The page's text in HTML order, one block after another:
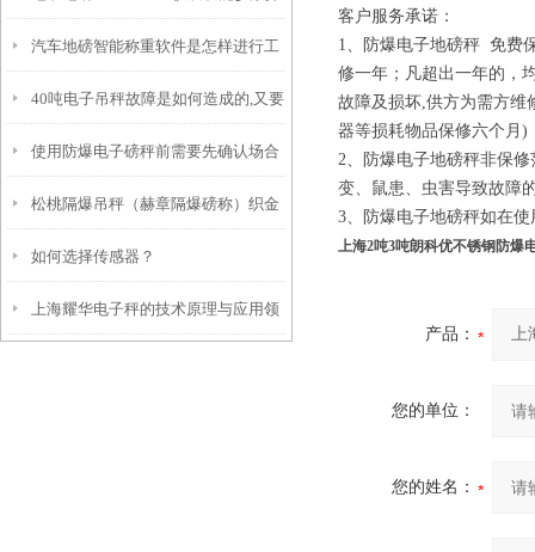
绍
汽车地磅智能称重软件是怎样进行工
作的
40吨电子吊秤故障是如何造成的,又要
如何正确的查找维修
使用防爆电子磅秤前需要先确认场合
的危险所在区域
松桃隔爆吊秤（赫章隔爆磅称）织金
隔爆衡器）正安隔爆称维修
如何选择传感器？
上海耀华电子秤的技术原理与应用领
客户服务承诺：
1、 防爆电子地磅秤 免费
修一年；凡超出一年的，
故障及损坏,供方为需方维
器等损耗物品保修六个月 )
2、 防爆电子地磅秤非保修
变、鼠患、虫害导致故障
3、 防爆电子地磅秤如在使
上海2吨3吨朗科优不锈钢防爆
产品：
您的单位：
您的姓名：